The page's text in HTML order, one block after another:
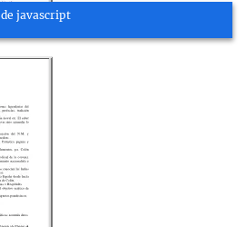
javascript